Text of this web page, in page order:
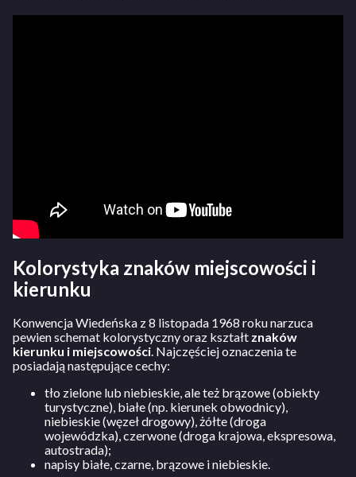
Kolorystyka znaków miejscowości i
kierunku
Konwencja Wiedeńska z 8 listopada 1968 roku narzuca
pewien schemat kolorystyczny oraz kształt znaków
kierunku i miejscowości . Najczęściej oznaczenia te
posiadają następujące cechy:
tło zielone lub niebieskie, ale też brązowe (obiekty
turystyczne), białe (np. kierunek obwodnicy),
niebieskie (węzeł drogowy), żółte (droga
wojewódzka), czerwone (droga krajowa, ekspresowa,
autostrada);
napisy białe, czarne, brązowe i niebieskie.